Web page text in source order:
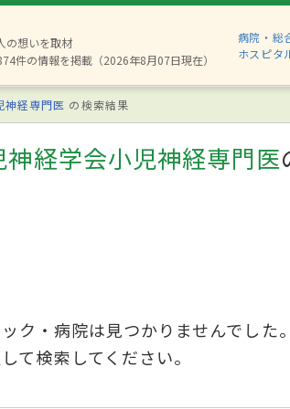
の想いを取材
件の情報を掲載（2026年8月07日現在）
病院・総
ホスピタ
神経専門医 の検索結果
経学会小児神経専門医
ク・病院は見つかりませんでした。
て検索してください。